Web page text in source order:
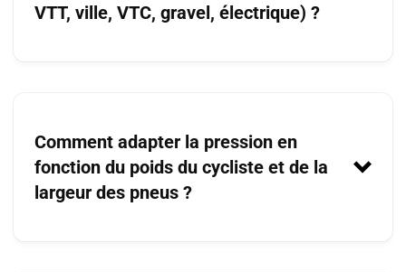
VTT, ville, VTC, gravel, électrique) ?
VTT: entre 2 et 3,5 bar (30–50 PSI)
Ville/VTC: entre 3,5 et 5 bar (50–70
PSI)
Comment adapter la pression en
fonction du poids du cycliste et de la
largeur des pneus ?